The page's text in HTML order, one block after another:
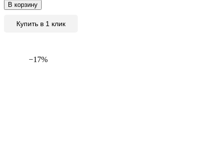
В корзину
Купить в 1 клик
−17%